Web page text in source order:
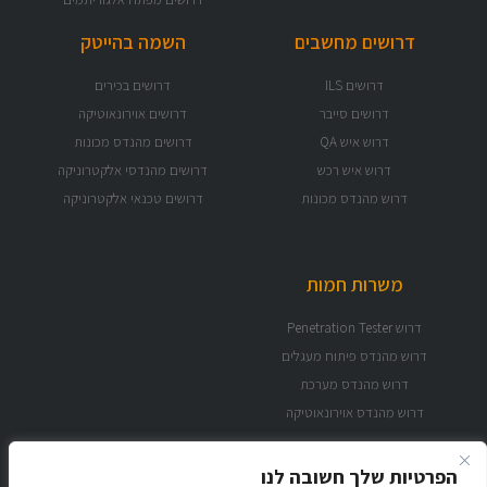
הפרטיות שלך חשובה לנו
דרושים מחשבים
דרושים ILS
דרושים סייבר
דרוש איש QA
דרוש איש רכש
דרוש מהנדס מכונות
השמה בהייטק
דרושים בכירים
דרושים אוירונאוטיקה
דרושים מהנדס מכונות
דרושים מהנדסי אלקטרוניקה
דרושים טכנאי אלקטרוניקה
משרות חמות
דרוש Penetration Tester
דרוש מהנדס פיתוח מעגלים
דרוש מהנדס מערכת
דרוש מהנדס אוירונאוטיקה